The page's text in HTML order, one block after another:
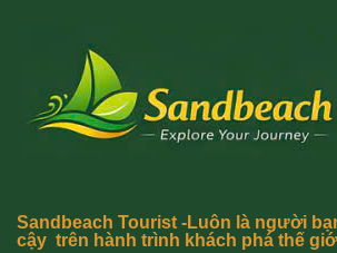
Sandbeach Tourist -Luôn là người
cậy trên hành trình khách phá thế